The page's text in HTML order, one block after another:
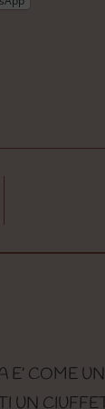
COME
UN